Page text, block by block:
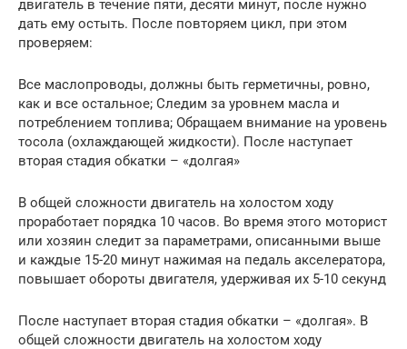
двигатель в течение пяти, десяти минут, после нужно
дать ему остыть. После повторяем цикл, при этом
проверяем:
Все маслопроводы, должны быть герметичны, ровно,
как и все остальное; Следим за уровнем масла и
потреблением топлива; Обращаем внимание на уровень
тосола (охлаждающей жидкости). После наступает
вторая стадия обкатки – «долгая»
В общей сложности двигатель на холостом ходу
проработает порядка 10 часов. Во время этого моторист
или хозяин следит за параметрами, описанными выше
и каждые 15-20 минут нажимая на педаль акселератора,
повышает обороты двигателя, удерживая их 5-10 секунд
После наступает вторая стадия обкатки – «долгая». В
общей сложности двигатель на холостом ходу